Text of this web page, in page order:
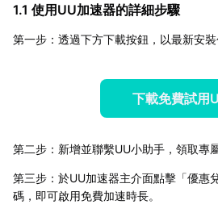
1.1 使用UU加速器的詳細步驟
第一步：透過下方下載按鈕，以最新安裝
下載免費試用
第二步：新增並聯繫UU小助手，領取專
第三步：於UU加速器主介面點擊「優惠
碼，即可啟用免費加速時長。